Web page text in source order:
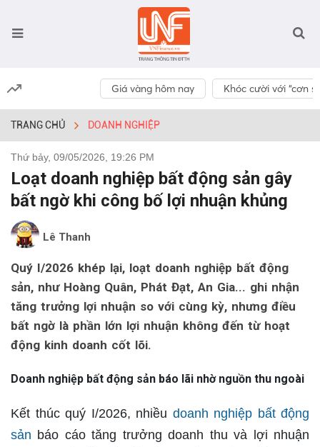
Giá vàng hôm nay Khóc cười với “cơn
TRANG CHỦ DOANH NGHIỆP
Thứ bảy, 09/05/2026, 19:26 PM
Loạt doanh nghiệp bất động sản gây
bất ngờ khi công bố lợi nhuận khủng
Lê Thanh
Quý I/2026 khép lại, loạt doanh nghiệp bất động
sản, như Hoàng Quân, Phát Đạt, An Gia... ghi nhận
tăng trưởng lợi nhuận so với cùng kỳ, nhưng điều
bất ngờ là phần lớn lợi nhuận không đến từ hoạt
động kinh doanh cốt lõi.
Doanh nghiệp bất động sản báo lãi nhờ nguồn thu ngoài
Kết thúc quý I/2026, nhiều doanh nghiệp bất động
sản báo cáo tăng trưởng doanh thu và lợi nhuận